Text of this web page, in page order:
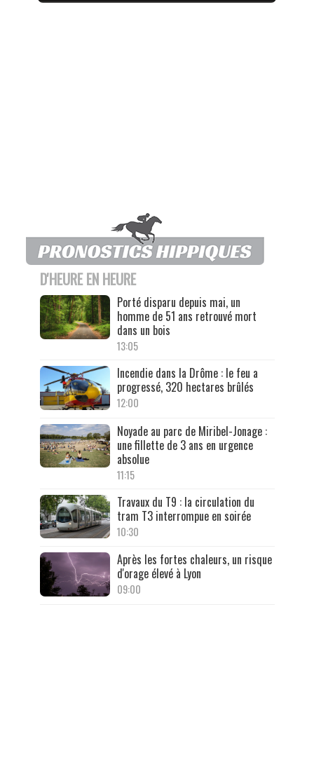
D'HEURE EN HEURE
Porté disparu depuis mai, un
homme de 51 ans retrouvé mort
dans un bois
13:05
Incendie dans la Drôme : le feu a
progressé, 320 hectares brûlés
12:00
Noyade au parc de Miribel-Jonage :
une fillette de 3 ans en urgence
absolue
11:15
Travaux du T9 : la circulation du
tram T3 interrompue en soirée
10:30
Après les fortes chaleurs, un risque
d'orage élevé à Lyon
09:00